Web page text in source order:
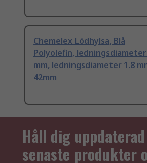
Chemelex Lödhylsa, Blå
Polyolefin, ledningsdiameter
mm, ledningsdiameter 1.8
42mm
Håll dig
senaste produkter